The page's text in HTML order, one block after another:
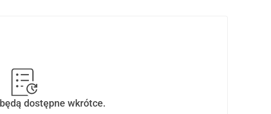
mu to umożliwić!
za dalszy rozwój mojego syna, muszę sama
dostępne wkrótce.